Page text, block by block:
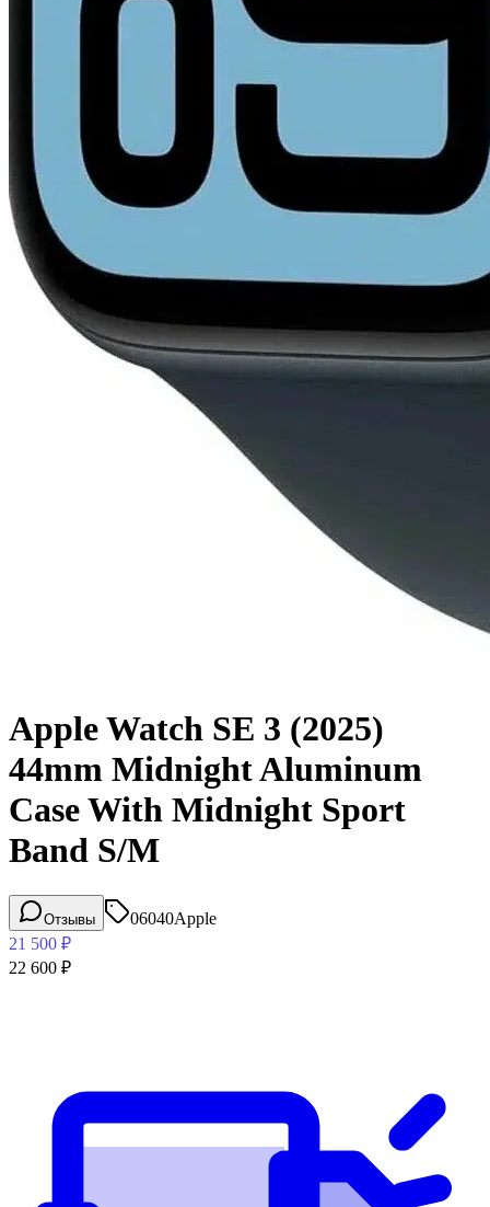
Apple Watch SE 3 (2025)
44mm Midnight Aluminum
Case With Midnight Sport
Band S/M
Отзывы 06040Apple
21 500 ₽
22 600 ₽